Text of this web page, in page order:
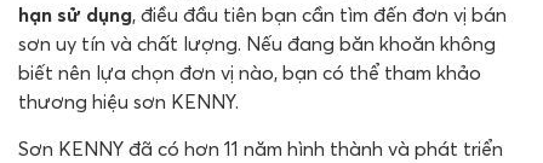
hạn sử dụng, điều đầu tiên bạn cần tìm đến đơn vị bán
sơn uy tín và chất lượng. Nếu đang băn khoăn không
biết nên lựa chọn đơn vị nào, bạn có thể tham khảo
thương hiệu sơn KENNY.
Sơn KENNY đã có hơn 11 năm hình thành và phát triển